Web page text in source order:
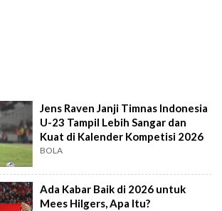
Jens Raven Janji Timnas Indonesia
U-23 Tampil Lebih Sangar dan
Kuat di Kalender Kompetisi 2026
BOLA
Ada Kabar Baik di 2026 untuk
Mees Hilgers, Apa Itu?